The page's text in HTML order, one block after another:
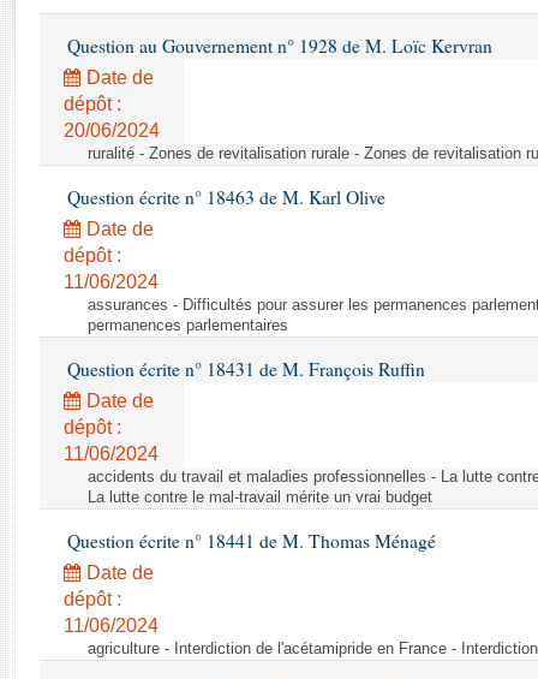
Baromètre de l’application des lois
Dossiers législatifs
Budget et sécurité sociale
Questions écrites et orales
Comptes rendus des débats
Question au Gouvernement n° 1928 de M. Loïc Kervran
Date de
dépôt :
20/06/2024
ruralité - Zones de revitalisation rurale - Zones de revitalisation
Question écrite n° 18463 de M. Karl Olive
Date de
dépôt :
11/06/2024
assurances - Difficultés pour assurer les permanences
permanences parlementaires
Question écrite n° 18431 de M. François Ruffin
Date de
dépôt :
11/06/2024
accidents du travail et maladies professionnelles - La lutte
La lutte contre le mal-travail mérite un vrai budget
Question écrite n° 18441 de M. Thomas Ménagé
Date de
dépôt :
11/06/2024
agriculture - Interdiction de l'acétamipride en France -